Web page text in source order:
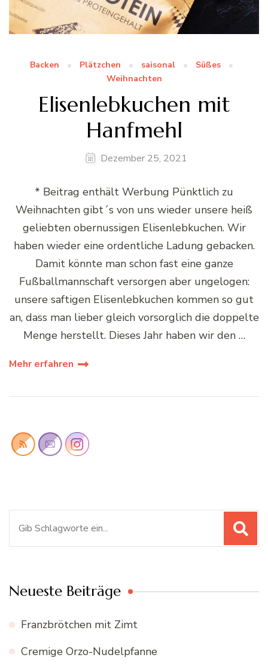
Backen Plätzchen saisonal
Süßes
Weihnachten
Elisenlebkuchen mit
Hanfmehl
Dezember 25, 2021
* Beitrag enthält Werbung Pünktlich zu
Weihnachten gibt´s von uns wieder unsere heiß
geliebten obernussigen Elisenlebkuchen. Wir
haben wieder eine ordentliche Ladung gebacken.
Damit könnte man schon fast eine ganze
Fußballmannschaft versorgen aber ungelogen:
unsere saftigen Elisenlebkuchen kommen so gut
an, dass man lieber gleich vorsorglich die doppelte
Menge herstellt. Dieses Jahr haben wir den …
Mehr erfahren
Neueste Beiträge
Franzbrötchen mit Zimt
Cremige Orzo-Nudelpfanne